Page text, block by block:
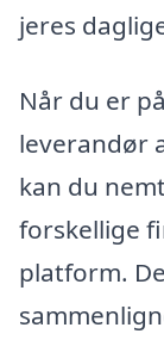
jeres
Når du er
leverandør
kan du
forskellige
platform.